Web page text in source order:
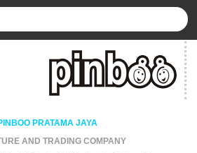
PRATAMA JAYA
AND TRADING COMPANY